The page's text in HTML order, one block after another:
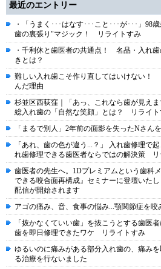
最近のエントリー
・「うまく･･･はなす･･･こと･･･が･･･」98
歯の裏張り"マジック！ リライトすみ
・千利休と歯医者の共通点！ 名品・入れ
きとは？
難しい入れ歯こそ作り直してはいけない！
んだ理由
杉並区西荻窪｜「あっ、これなら歯が見え
総入れ歯の「自然な笑顔」とは？ リライト
「まるで別人」2年前の面影を失ったNさん
「あれ、歯の色が違う...？」 入れ歯修理で
れ歯修理できる歯医者ならではの解決策 リ
歯医者の先生へ。1Dプレミアムという⻭科
できる咬合⾯再構成』セミナーに登壇いたし
配信が開始されます
アゴの痛み、音、食事の悩み...顎関節症を咬
「抜かなくていい歯」を抜こうとする歯医
歯を即日修理できたワケ リライトすみ
ゆるいのに痛みがある部分入れ歯の、痛み
る治療を行ないました